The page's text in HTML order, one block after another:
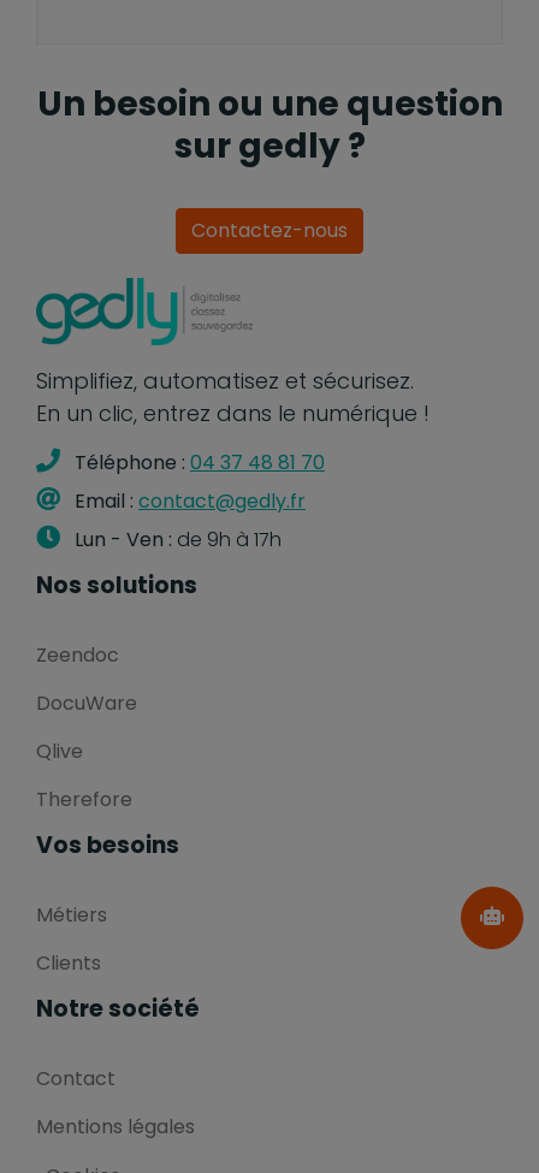
Un besoin ou une question
sur gedly ?
Contactez-nous
Simplifiez, automatisez et sécurisez.
En un clic, entrez dans le numérique !
Téléphone : 04 37 48 81 70
Email : contact@gedly.fr
Lun - Ven : de 9h à 17h
Nos solutions
Zeendoc
DocuWare
Qlive
Therefore
Vos besoins
Métiers
Clients
Notre société
Contact
Mentions légales